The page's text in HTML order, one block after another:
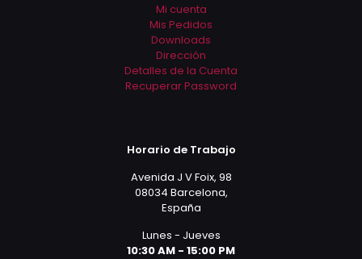
Mi cuenta
Mis Pedidos
Downloads
Dirección
Detalles de la Cuenta
Recuperar Password
Horario de Trabajo
Avenida J V Foix, 98
08034 Barcelona,
España
Lunes - Jueves
10:30 AM - 15:00 PM